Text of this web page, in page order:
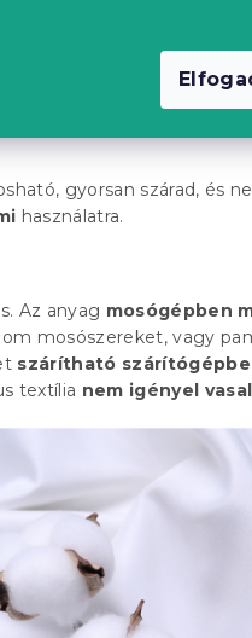
alkot a Mako jersey-ből,
gyorsan szárad, és
használatra.
Az anyag mosógépben
mosószereket, vagy
szárítható
textília nem igényel